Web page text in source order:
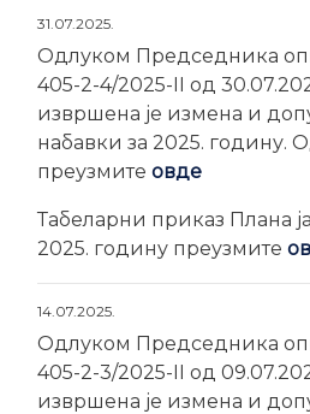
31.07.2025.
Одлуком Председника
405-2-4/2025-II од
извршена је измена и
набавки за 2025. годину.
преузмите овде
Табеларни приказ Плана
2025. годину преузмите
14.07.2025.
Одлуком Председника
405-2-3/2025-II од
извршена је измена и